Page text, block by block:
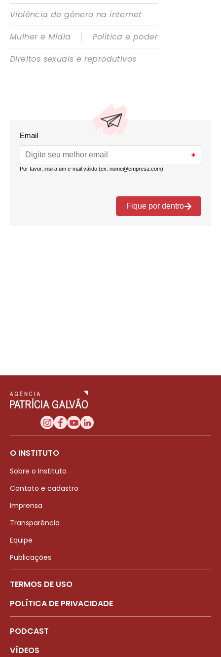
Violência de gênero na internet
Mulher e Mídia
|
Política e poder
Direitos sexuais e reprodutivos
O INSTITUTO
Sobre o Instituto
Contato e cadastro
Imprensa
Transparência
Equipe
Publicações
TERMOS DE USO
POLÍTICA DE PRIVACIDADE
PODCAST
VÍDEOS